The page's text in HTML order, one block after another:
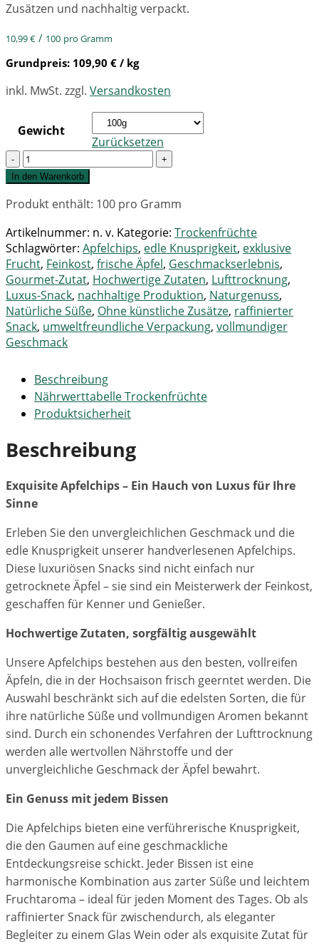
Zusätzen und nachhaltig verpackt.
10,99€ / 100 pro Gramm
Grundpreis: 109,90 € / kg
inkl. MwSt. zzgl. Versandkosten
Gewicht
Zurücksetzen
Quantity
In den Warenkorb
Produkt enthält: 100 pro Gramm
Artikelnummer: n. v. Kategorie: Trockenfrüchte
Schlagwörter: Apfelchips, edle Knusprigkeit, exklusive
Frucht, Feinkost, frische Äpfel, Geschmackserlebnis,
Gourmet-Zutat, Hochwertige Zutaten, Lufttrocknung,
Luxus-Snack, nachhaltige Produktion, Naturgenuss,
Natürliche Süße, Ohne künstliche Zusätze, raffinierter
Snack, umweltfreundliche Verpackung, vollmundiger
Geschmack
Beschreibung
Nährwerttabelle Trockenfrüchte
Produktsicherheit
Beschreibung
Exquisite Apfelchips – Ein Hauch von Luxus für Ihre
Sinne
Erleben Sie den unvergleichlichen Geschmack und die
edle Knusprigkeit unserer handverlesenen Apfelchips.
Diese luxuriösen Snacks sind nicht einfach nur
getrocknete Äpfel – sie sind ein Meisterwerk der Feinkost,
geschaffen für Kenner und Genießer.
Hochwertige Zutaten, sorgfältig ausgewählt
Unsere Apfelchips bestehen aus den besten, vollreifen
Äpfeln, die in der Hochsaison frisch geerntet werden. Die
Auswahl beschränkt sich auf die edelsten Sorten, die für
ihre natürliche Süße und vollmundigen Aromen bekannt
sind. Durch ein schonendes Verfahren der Lufttrocknung
werden alle wertvollen Nährstoffe und der
unvergleichliche Geschmack der Äpfel bewahrt.
Ein Genuss mit jedem Bissen
Die Apfelchips bieten eine verführerische Knusprigkeit,
die den Gaumen auf eine geschmackliche
Entdeckungsreise schickt. Jeder Bissen ist eine
harmonische Kombination aus zarter Süße und leichtem
Fruchtaroma – ideal für jeden Moment des Tages. Ob als
raffinierter Snack für zwischendurch, als eleganter
Begleiter zu einem Glas Wein oder als exquisite Zutat für